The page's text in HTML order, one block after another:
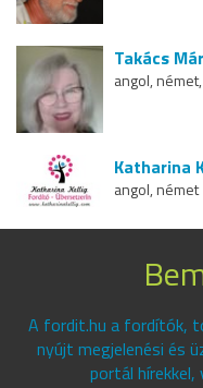
Takács
angol,
Katharina
angol, német
A fordit.hu a fordítók,
nyújt megjelenési és
portál hírekkel,